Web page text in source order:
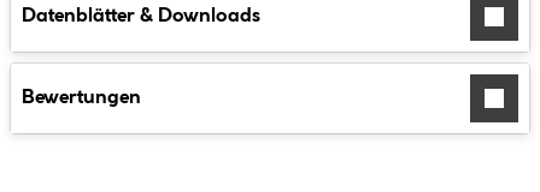
Datenblätter & Downloads
Bewertungen